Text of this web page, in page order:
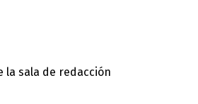
la sala de redacción